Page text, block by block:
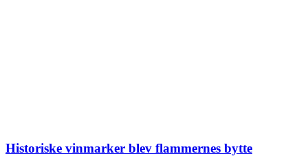
Historiske vinmarker blev flammernes bytte